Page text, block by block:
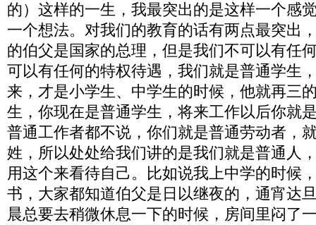
的）这样的一生，我最突出的是这样一个感
一个想法。对我们的教育的话有两点最突出
的伯父是国家的总理，但是我们不可以有任
可以有任何的特权待遇，我们就是普通学生
来，才是小学生、中学生的时候，他就再三
生，你现在是普通学生，将来工作以后你就
普通工作者都不说，你们就是普通劳动者，
姓，所以处处给我们讲的是我们就是普通人
用这个来看待自己。比如说我上中学的时候
书，大家都知道伯父是日以继夜的，通宵达
晨总要去稍微休息一下的时候，房间里闷了